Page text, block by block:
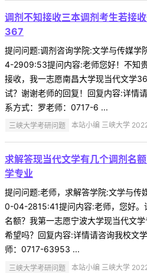
调剂不知接收三本调剂考生若接
367
提问问题:调剂咨询学院:文学与传媒
4-2909:53提问内容:老师您好！不知
接收，我一志愿南昌大学现当代文学
试？谢谢老师的回复！回复内容:详情
系方式：罗老师：0717-6 ...
三峡大学考研问题 本站小编 三峡大学
求解答现当代文学有几个调剂名
学专业
提问问题:老师，求解答学院:文学与
0-04-2815:41提问内容:老师，您好。
名额？我第一志愿宁波大学现当代文
希望吗？回复内容:详情请咨询我校文
师：0717-63953 ...
三峡大学考研问题 本站小编 三峡大学